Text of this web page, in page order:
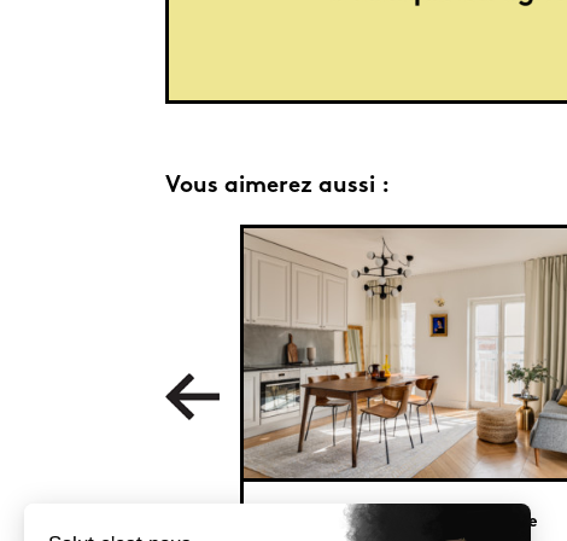
Vous aimerez aussi :
70 m² chics et délicats à Cracovie